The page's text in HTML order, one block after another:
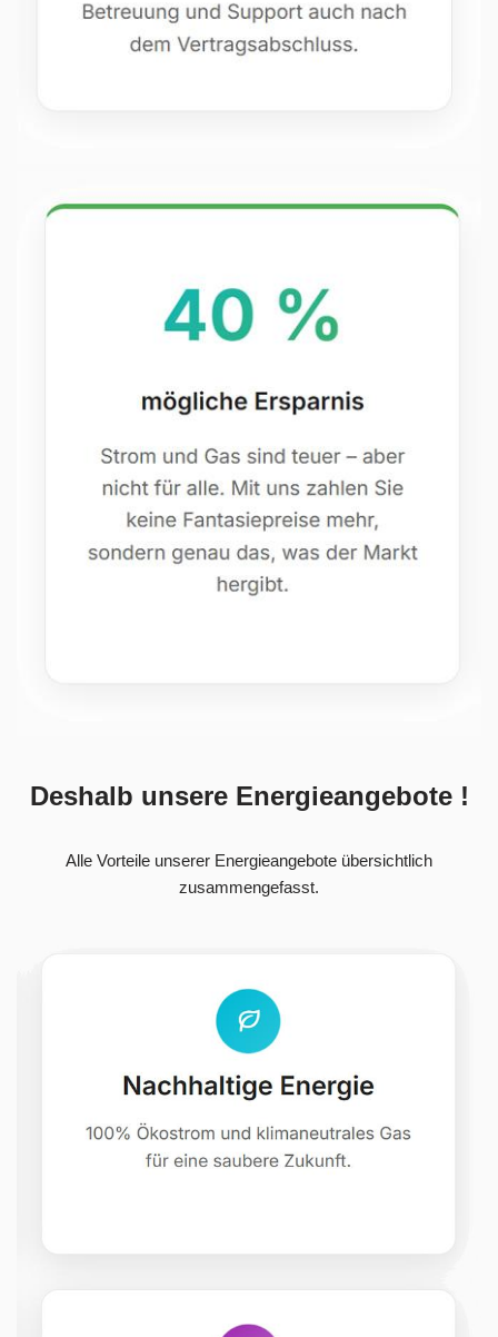
Deshalb unsere Energieangebote !
Alle Vorteile unserer Energieangebote übersichtlich
zusammengefasst.